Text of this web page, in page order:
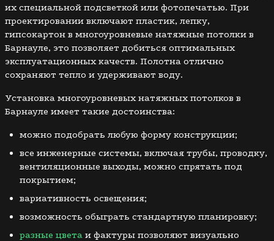
их специальной подсветкой или фотопечатью. При
проектировании включают пластик, лепку,
гипсокартон в многоуровневые натяжные потолки в
Барнауле, это позволяет добиться оптимальных
эксплуатационных качеств. Полотна отлично
сохраняют тепло и удерживают воду.
Установка многоуровневых натяжных потолков в
Барнауле имеет такие достоинства:
можно подобрать любую форму конструкции;
все инженерные системы, включая трубы, проводку,
вентиляционные выходы, можно спрятать под
покрытием;
вариативность освещения;
возможность обыграть стандартную планировку;
разные цвета и фактуры позволяют визуально